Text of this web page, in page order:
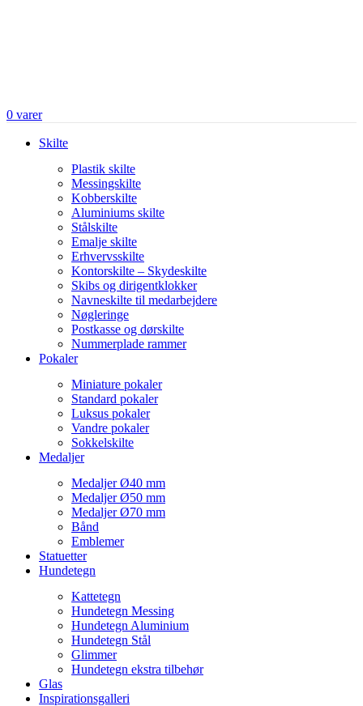
0 varer
Skilte
Plastik skilte
Messingskilte
Kobberskilte
Aluminiums skilte
Stålskilte
Emalje skilte
Erhvervsskilte
Kontorskilte – Skydeskilte
Skibs og dirigentklokker
Navneskilte til medarbejdere
Nøgleringe
Postkasse og dørskilte
Nummerplade rammer
Pokaler
Miniature pokaler
Standard pokaler
Luksus pokaler
Vandre pokaler
Sokkelskilte
Medaljer
Medaljer Ø40 mm
Medaljer Ø50 mm
Medaljer Ø70 mm
Bånd
Emblemer
Statuetter
Hundetegn
Kattetegn
Hundetegn Messing
Hundetegn Aluminium
Hundetegn Stål
Glimmer
Hundetegn ekstra tilbehør
Glas
Inspirationsgalleri